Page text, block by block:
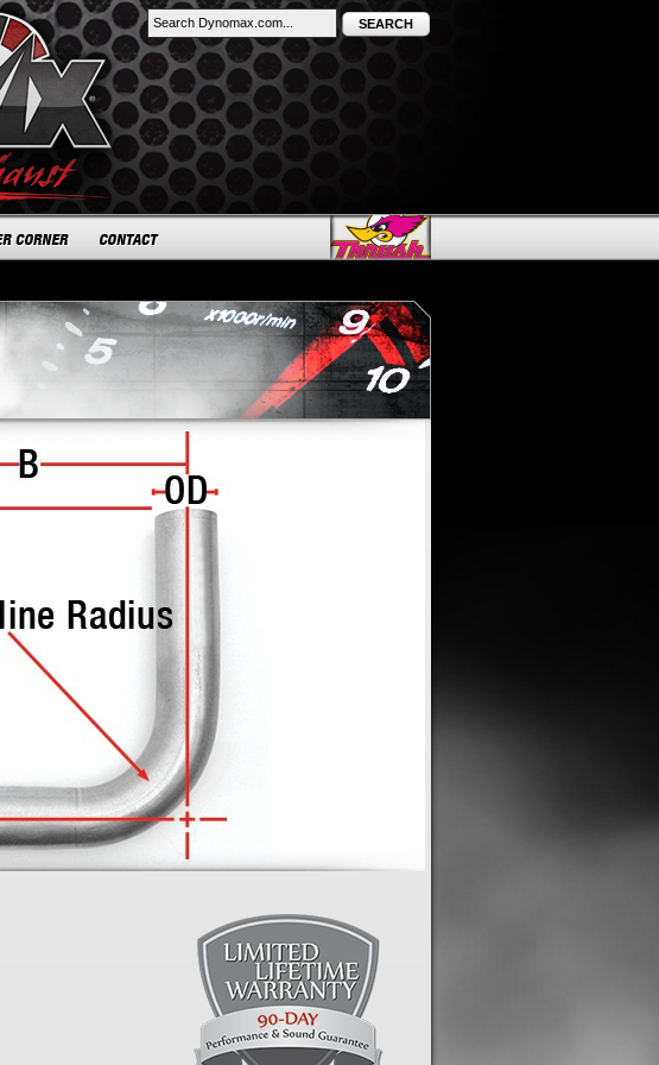
SEARCH